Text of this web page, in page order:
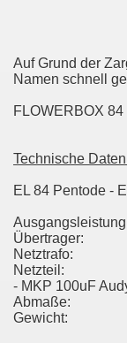
Auf Grund der
Namen schnell
FLOWERBOX 84
Technische
EL 84 Pentode -
Übertrager:
Netztrafo:
Netzteil:
- MKP 100uF
Abmaße:
Gewicht: